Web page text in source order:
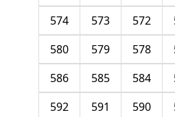
572
573
574
578
579
580
584
585
586
590
591
592